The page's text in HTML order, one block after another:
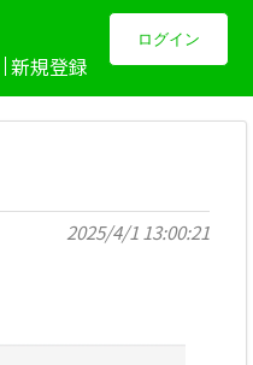
新規登録
ログイン
2025/4/1 13:00:21